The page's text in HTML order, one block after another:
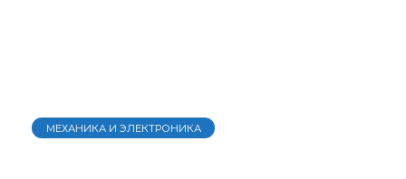
МЕХАНИКА И ЭЛЕКТРОНИКА